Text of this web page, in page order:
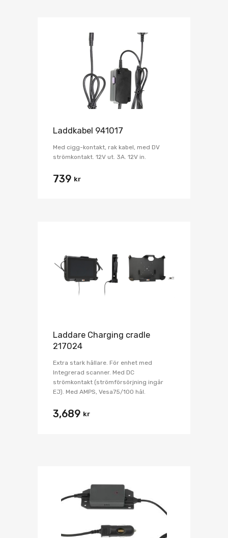
Laddkabel 941017
Med cigg-kontakt, rak kabel, med DV
strömkontakt. 12V ut. 3A. 12V in.
739 kr
Laddare Charging cradle
217024
Extra stark hållare. För enhet med
Integrerad scanner. Med DC
strömkontakt (strömförsörjning ingår
EJ). Med AMPS, Vesa75/100 hål.
3,689 kr